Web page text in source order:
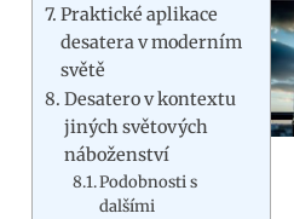
Praktické aplikace
desatera v moderním
světě
Desatero v kontextu
jiných světových
náboženství
Podobnosti s
dalšími